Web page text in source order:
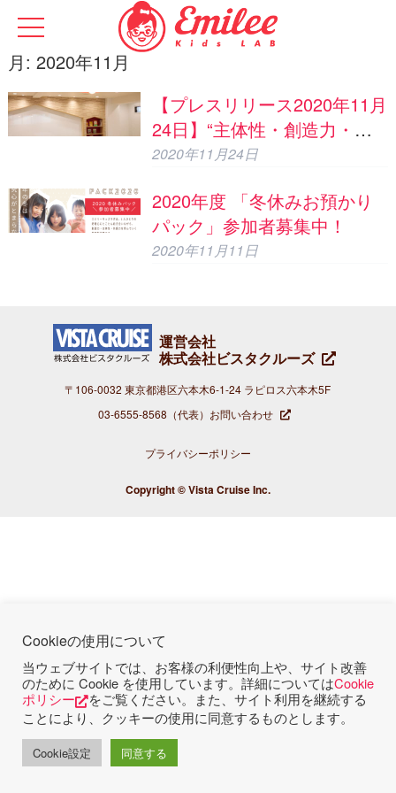
月: 2020年11月
【プレスリリース2020年11月
24日】“主体性・創造力・共
感力”を育むための学童「エ
校での体験会/説明会のお知ら
せ
2020年11月24日
2020年度 「冬休みお預かり
パック」参加者募集中！
2020年11月11日
運営会社
株式会社ビスタクルーズ
〒106-0032 東京都港区六本木6-1-24 ラピロス六本木5F
03-6555-8568 （代表） お問い合わせ
プライバシーポリシー
Copyright © Vista Cruise Inc.
Cookieの使用について
当ウェブサイトでは、お客様の利便性向上や、サイト改善
のために Cookie を使用しています。詳細についてはCookie
ポリシー
をご覧ください。また、サイト利用を継続する
ことにより、クッキーの使用に同意するものとします。
Cookie設定 同意する